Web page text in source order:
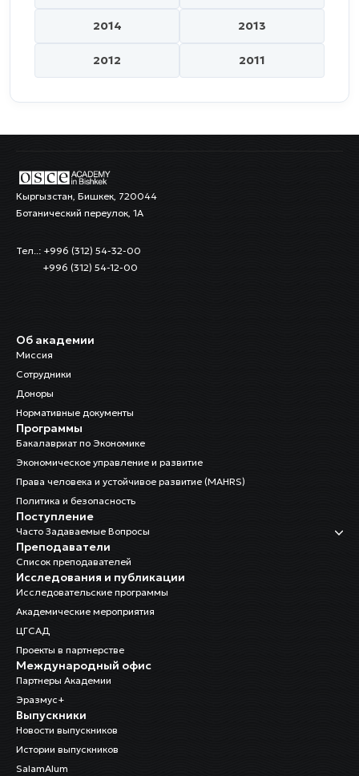
2014 2013
2012 2011
Кыргызстан, Бишкек, 720044
Ботанический переулок, 1А
Тел..: +996 (312) 54-32-00
+996 (312) 54-12-00
Об академии
Миссия
Сотрудники
Доноры
Нормативные документы
Программы
Бакалавриат по Экономике
Экономическое управление и развитие
Права человека и устойчивое развитие (MAHRS)
Политика и безопасность
Поступление
Часто Задаваемые Вопросы
Преподаватели
Список преподавателей
Исследования и публикации
Исследовательские программы
Академические мероприятия
ЦГСАД
Проекты в партнерстве
Международный офис
Партнеры Академии
Эразмус+
Выпускники
Новости выпускников
Истории выпускников
SalamAlum